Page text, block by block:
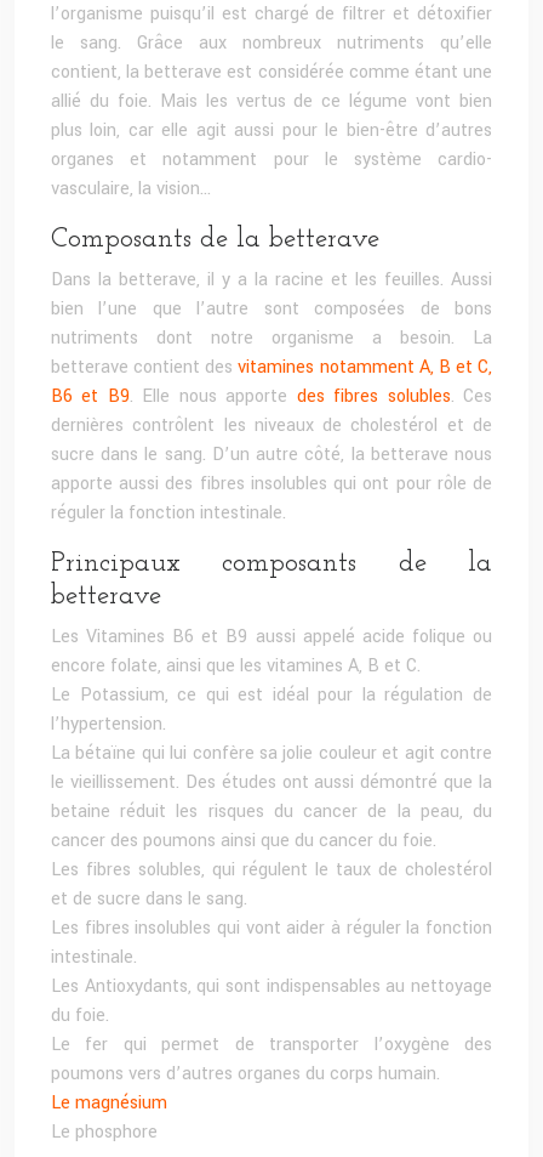
l’organisme puisqu’il est chargé de filtrer et détoxifier
le sang. Grâce aux nombreux nutriments qu’elle
contient, la betterave est considérée comme étant une
allié du foie. Mais les vertus de ce légume vont bien
plus loin, car elle agit aussi pour le bien-être d’autres
organes et notamment pour le système cardio-
vasculaire, la vision…
Composants de la betterave
Dans la betterave, il y a la racine et les feuilles. Aussi
bien l’une que l’autre sont composées de bons
nutriments dont notre organisme a besoin. La
betterave contient desvitamines notamment A, B et C,
B6 et B9. Elle nous apporte des fibres solubles. Ces
dernières contrôlent les niveaux de cholestérol et de
sucre dans le sang. D’un autre côté, la betterave nous
apporte aussi des fibres insolubles qui ont pour rôle de
réguler la fonction intestinale.
Principaux composants de la
betterave
Les Vitamines B6 et B9 aussi appelé acide folique ou
encore folate, ainsi que les vitamines A, B et C.
Le Potassium, ce qui est idéal pour la régulation de
l’hypertension.
La bétaïne qui lui confère sa jolie couleur et agit contre
le vieillissement. Des études ont aussi démontré que la
betaine réduit les risques du cancer de la peau, du
cancer des poumons ainsi que du cancer du foie.
Les fibres solubles, qui régulent le taux de cholestérol
et de sucre dans le sang.
Les fibres insolubles qui vont aider à réguler la fonction
intestinale.
Les Antioxydants, qui sont indispensables au nettoyage
du foie.
Le fer qui permet de transporter l’oxygène des
poumons vers d’autres organes du corps humain.
Le magnésium
Le phosphore